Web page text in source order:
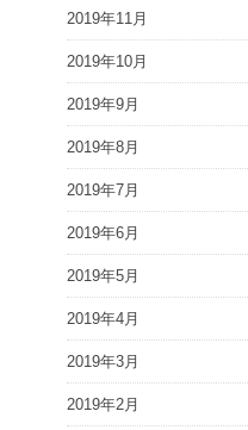
2019年11月
2019年10月
2019年9月
2019年8月
2019年7月
2019年6月
2019年5月
2019年4月
2019年3月
2019年2月